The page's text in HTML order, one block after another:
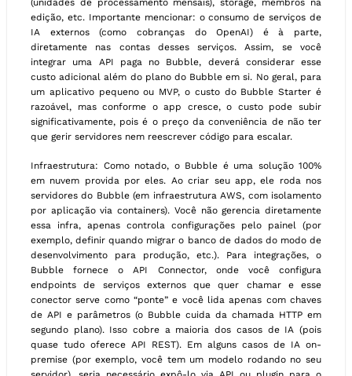
(unidades de processamento mensais), storage, membros na
edição, etc. Importante mencionar: o consumo de serviços de
IA externos (como cobranças do OpenAI) é à parte,
diretamente nas contas desses serviços. Assim, se você
integrar uma API paga no Bubble, deverá considerar esse
custo adicional além do plano do Bubble em si. No geral, para
um aplicativo pequeno ou MVP, o custo do Bubble Starter é
razoável, mas conforme o app cresce, o custo pode subir
significativamente, pois é o preço da conveniência de não ter
que gerir servidores nem reescrever código para escalar.
Infraestrutura: Como notado, o Bubble é uma solução 100%
em nuvem provida por eles. Ao criar seu app, ele roda nos
servidores do Bubble (em infraestrutura AWS, com isolamento
por aplicação via containers). Você não gerencia diretamente
essa infra, apenas controla configurações pelo painel (por
exemplo, definir quando migrar o banco de dados do modo de
desenvolvimento para produção, etc.). Para integrações, o
Bubble fornece o API Connector, onde você configura
endpoints de serviços externos que quer chamar e esse
conector serve como “ponte” e você lida apenas com chaves
de API e parâmetros (o Bubble cuida da chamada HTTP em
segundo plano). Isso cobre a maioria dos casos de IA (pois
quase tudo oferece API REST). Em alguns casos de IA on-
premise (por exemplo, você tem um modelo rodando no seu